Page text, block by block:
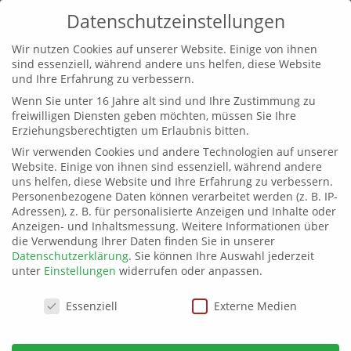
Gebet für den Norden
vonMartin Rübner |14. Mai 2026|Allgemein
Am 9. Mai fand inzwischen zum vierten Mal ein
„Gebetstag für den Norden“ in Krelingen statt. Dazu
trafen sich Christen aus den verschiedensten
Kirchen und Gemeinden. Aus Norddeutschland, um
für verschiedenste Anliegen auf unterschiedlichste
Art und Weise zu beten.
Menschen, für Ehepaare, für Kranke, für Soldaten,
Datenschutzeinstellungen
Wir nutzen Cookies auf unserer Website. Einige von ihnen
sind essenziell, während andere uns helfen, diese Website
und Ihre Erfahrung zu verbessern.
Wenn Sie unter 16 Jahre alt sind und Ihre Zustimmung zu
freiwilligen Diensten geben möchten, müssen Sie Ihre
Erziehungsberechtigten um Erlaubnis bitten.
Wir verwenden Cookies und andere Technologien auf unserer
Website. Einige von ihnen sind essenziell, während andere
uns helfen, diese Website und Ihre Erfahrung zu verbessern.
Personenbezogene Daten können verarbeitet werden (z. B. IP-
Adressen), z. B. für personalisierte Anzeigen und Inhalte oder
Anzeigen- und Inhaltsmessung. Weitere Informationen über
die Verwendung Ihrer Daten finden Sie in unserer
Datenschutzerklärung. Sie können Ihre Auswahl jederzeit
unter Einstellungen widerrufen oder anpassen.
Datenschutzeinstellungen
Essenziell Externe Medien